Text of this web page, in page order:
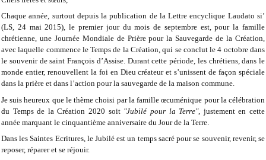
Chaque année, surtout depuis la publication de la Lettre encyclique Laudato si’
(LS, 24 mai 2015), le premier jour du mois de septembre est, pour la famille
chrétienne, une Journée Mondiale de Prière pour la Sauvegarde de la Création,
avec laquelle commence le Temps de la Création, qui se conclut le 4 octobre dans
le souvenir de saint François d’Assise. Durant cette période, les chrétiens, dans le
monde entier, renouvellent la foi en Dieu créateur et s’unissent de façon spéciale
dans la prière et dans l’action pour la sauvegarde de la maison commune.
Je suis heureux que le thème choisi par la famille œcuménique pour la célébration
du Temps de la Création 2020 soit "Jubilé pour la Terre", justement en cette
année marquant le cinquantième anniversaire du Jour de la Terre.
Dans les Saintes Ecritures, le Jubilé est un temps sacré pour se souvenir, revenir, se
reposer, réparer et se réjouir.